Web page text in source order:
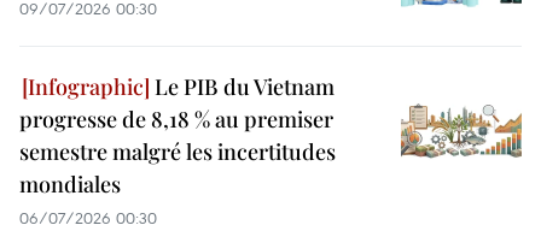
09/07/2026 00:30
Le PIB du Vietnam
progresse de 8,18 % au premiser
semestre malgré les incertitudes
mondiales
06/07/2026 00:30